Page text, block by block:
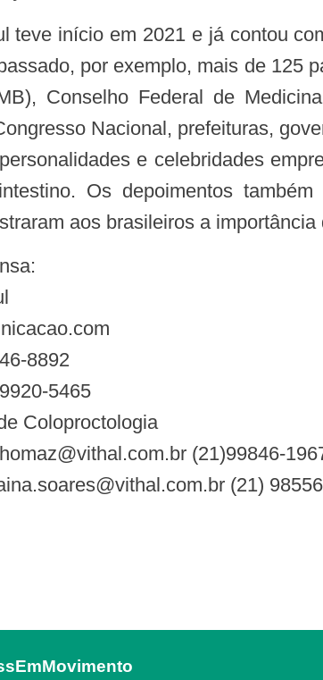
por exemplo, mais de 125
Conselho Federal de
Nacional, prefeituras,
e celebridades
Os depoimentos
aos brasileiros a
8892
5465
Coloproctologia
(21)99846-
(21)